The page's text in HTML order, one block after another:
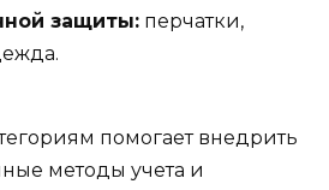
защиты: перчатки,
помогает внедрить
методы учета и